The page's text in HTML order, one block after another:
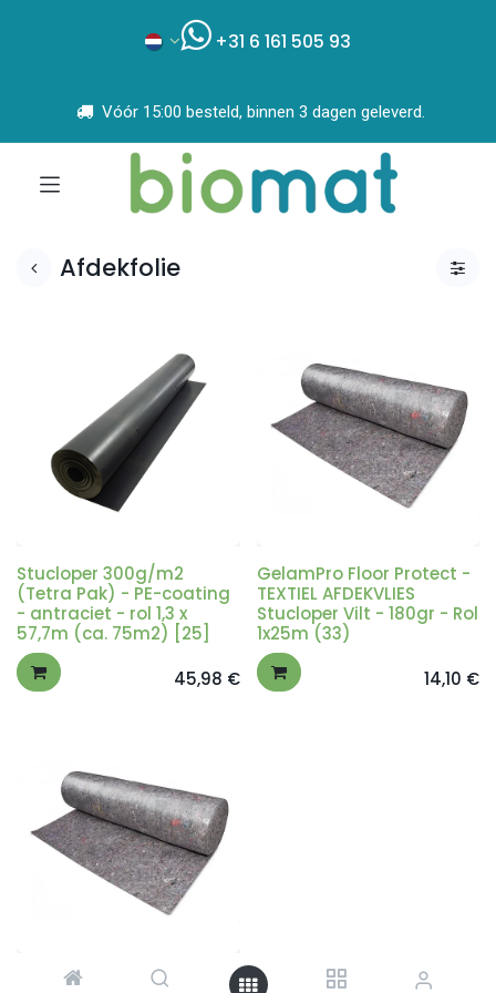
+31 6 161 505 93
Vóór 15:00 besteld, binnen 3 dagen geleverd.
Afdekfolie
Stucloper 300g/m2
(Tetra Pak) - PE-coating
- antraciet - rol 1,3 x
57,7m (ca. 75m2) [25]
45,98 €
GelamPro Floor Protect -
TEXTIEL AFDEKVLIES
Stucloper Vilt - 180gr - Rol
1x25m (33)
14,10 €
GelamPro Floor Protect -